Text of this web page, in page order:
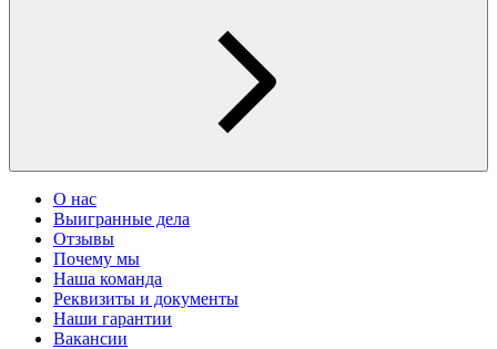
О нас
Выигранные дела
Отзывы
Почему мы
Наша команда
Реквизиты и документы
Наши гарантии
Вакансии